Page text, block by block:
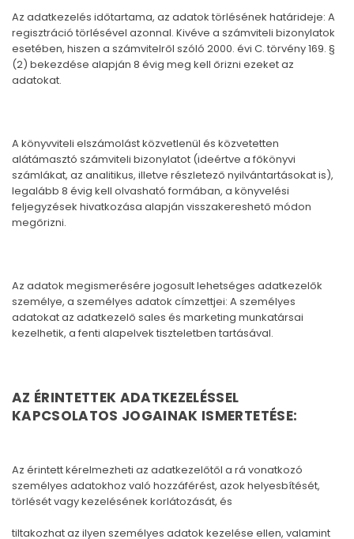
Az adatkezelés időtartama, az adatok törlésének határideje: A
regisztráció törlésével azonnal. Kivéve a számviteli bizonylatok
esetében, hiszen a számvitelről szóló 2000. évi C. törvény 169. §
(2) bekezdése alapján 8 évig meg kell őrizni ezeket az
adatokat.
A könyvviteli elszámolást közvetlenül és közvetetten
alátámasztó számviteli bizonylatot (ideértve a főkönyvi
számlákat, az analitikus, illetve részletező nyilvántartásokat is),
legalább 8 évig kell olvasható formában, a könyvelési
feljegyzések hivatkozása alapján visszakereshető módon
megőrizni.
Az adatok megismerésére jogosult lehetséges adatkezelők
személye, a személyes adatok címzettjei: A személyes
adatokat az adatkezelő sales és marketing munkatársai
kezelhetik, a fenti alapelvek tiszteletben tartásával.
AZ ÉRINTETTEK ADATKEZELÉSSEL
KAPCSOLATOS JOGAINAK ISMERTETÉSE:
Az érintett kérelmezheti az adatkezelőtől a rá vonatkozó
személyes adatokhoz való hozzáférést, azok helyesbítését,
törlését vagy kezelésének korlátozását, és
tiltakozhat az ilyen személyes adatok kezelése ellen, valamint